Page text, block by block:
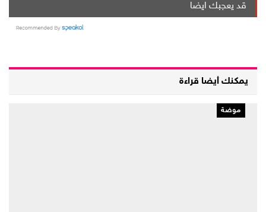
قد يعجبك ايضا
يمكنك أيضا قراءة
موضة